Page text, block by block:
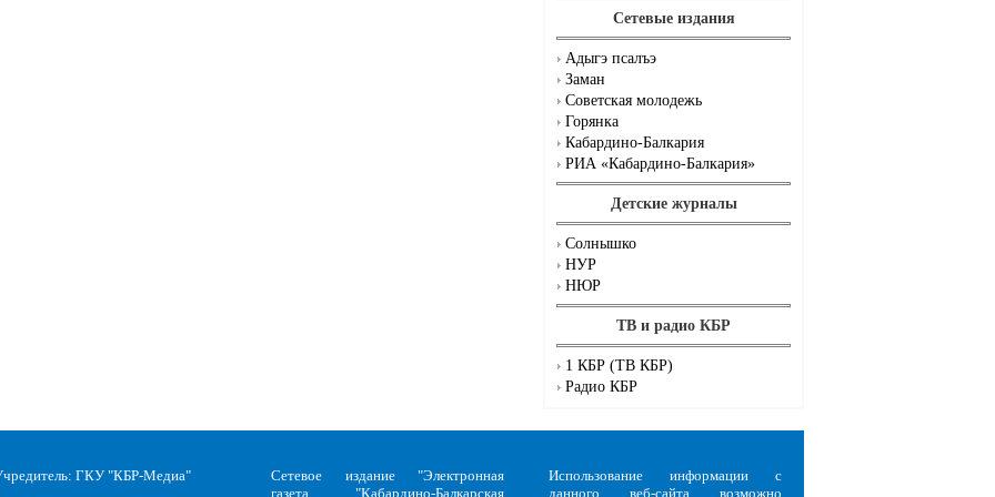
Сетевые издания
Адыгэ псалъэ
Заман
Советская молодежь
Горянка
Кабардино-Балкария
РИА «Кабардино-Балкария»
Детские журналы
Солнышко
НУР
НЮР
ТВ и радио КБР
1 КБР (ТВ КБР)
Радио КБР
ГКУ "КБР-Медиа"
Сетевое издание "Электронная
газета "Кабардино-Балкарская
Использование информации с
данного веб-сайта возможно